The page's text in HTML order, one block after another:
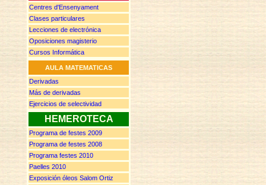
Centres d'Ensenyament
Clases particulares
Lecciones de electrónica
Oposiciones magisterio
Cursos Informática
AULA MATEMATICAS
Derivadas
Más de derivadas
Ejercicios de selectividad
HEMEROTECA
Programa de festes 2009
Programa de festes 2008
Programa festes 2010
Paelles 2010
Exposición óleos Salom Ortiz